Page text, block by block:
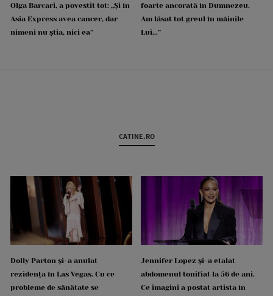
Olga Barcari, a povestit tot: „Și în
Asia Express avea cancer, dar
nimeni nu știa, nici ea”
foarte ancorată în Dumnezeu.
Am lăsat tot greul în mâinile
Lui...”
CATINE.RO
Dolly Parton și-a anulat
rezidența în Las Vegas. Cu ce
probleme de sănătate se
Jennifer Lopez și-a etalat
abdomenul tonifiat la 56 de ani.
Ce imagini a postat artista în